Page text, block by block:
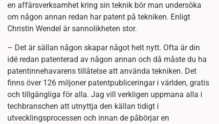
en affärsverksamhet kring sin teknik bör man undersöka
om någon annan redan har patent på tekniken. Enligt
Christin Wendel är sannolikheten stor.
– Det är sällan någon skapar något helt nytt. Ofta är din
idé redan patenterad av någon annan och då måste du ha
patentinnehavarens tillåtelse att använda tekniken. Det
finns över 126 miljoner patentpubliceringar i världen, gratis
och tillgängliga för alla. Jag vill verkligen uppmana alla i
techbranschen att utnyttja den källan tidigt i
utvecklingsprocessen och innan de påbörjar en